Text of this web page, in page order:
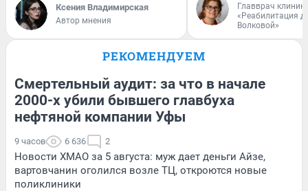
Ксения Владимирская
Автор мнения
Главврач
«Реабилитация
Волковой»
РЕКОМЕНДУЕМ
Смертельный аудит: за что в начале
2000-х убили бывшего главбуха
нефтяной компании Уфы
9 часов 6 636 2
Новости ХМАО за 5 августа: муж дает деньги Айзе,
вартовчанин оголился возле ТЦ, откроются новые
поликлиники